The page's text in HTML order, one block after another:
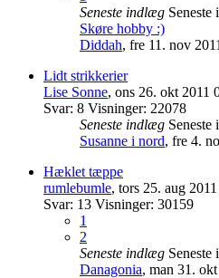
Seneste indlæg
Skøre hobby :)
Diddah, fre 11. nov
Lidt strikkerier
Lise Sonne, ons 26. okt 2011
Svar: 8 Visninger: 22078
Seneste indlæg
Susanne i nord, fre 4.
Hæklet tæppe
rumlebumle, tors 25. aug
Svar: 13 Visninger: 30159
1
2
Seneste indlæg
Danagonia, man 31.